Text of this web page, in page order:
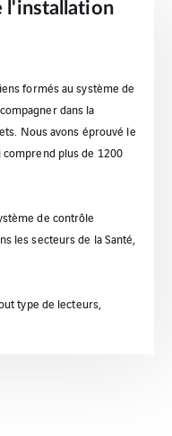
l'installation
formés au système de
dans la
Nous avons éprouvé le
plus de 1200
de contrôle
les secteurs de la Santé,
type de lecteurs,